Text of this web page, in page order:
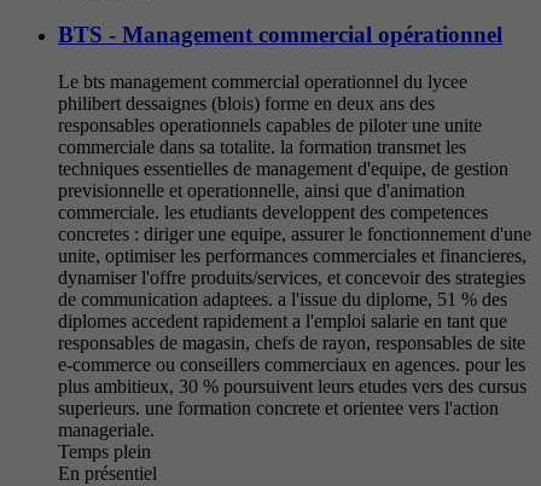
BTS - Management commercial opérationnel
Le bts management commercial operationnel du lycee
philibert dessaignes (blois) forme en deux ans des
responsables operationnels capables de piloter une unite
commerciale dans sa totalite. la formation transmet les
techniques essentielles de management d'equipe, de gestion
previsionnelle et operationnelle, ainsi que d'animation
commerciale. les etudiants developpent des competences
concretes : diriger une equipe, assurer le fonctionnement d'une
unite, optimiser les performances commerciales et financieres,
dynamiser l'offre produits/services, et concevoir des strategies
de communication adaptees. a l'issue du diplome, 51 % des
diplomes accedent rapidement a l'emploi salarie en tant que
responsables de magasin, chefs de rayon, responsables de site
e-commerce ou conseillers commerciaux en agences. pour les
plus ambitieux, 30 % poursuivent leurs etudes vers des cursus
superieurs. une formation concrete et orientee vers l'action
manageriale.
Temps plein
En présentiel